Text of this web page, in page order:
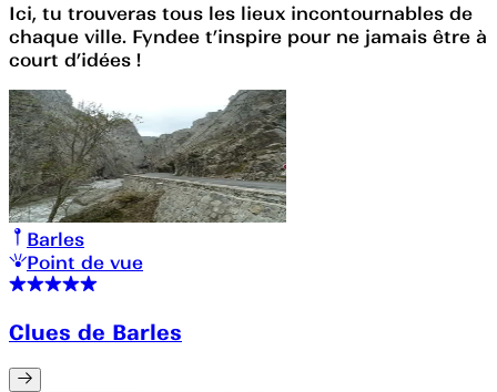
Ici, tu trouveras tous les lieux incontournables de
chaque ville. Fyndee t’inspire pour ne jamais être à
court d’idées !
Barles
Point de vue
Clues de Barles